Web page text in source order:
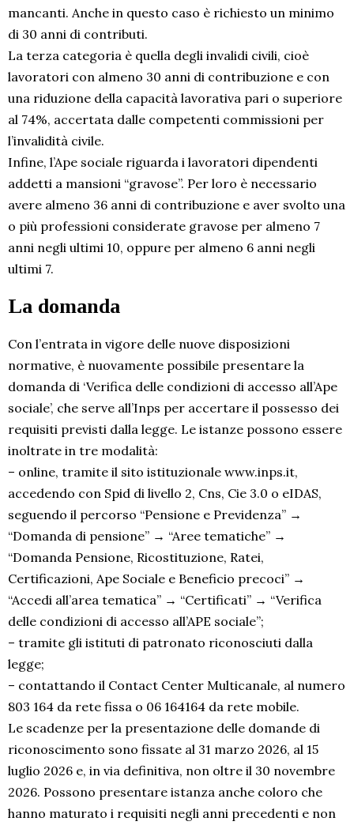
mancanti. Anche in questo caso è richiesto un minimo
di 30 anni di contributi.
La terza categoria è quella degli invalidi civili, cioè
lavoratori con almeno 30 anni di contribuzione e con
una riduzione della capacità lavorativa pari o superiore
al 74%, accertata dalle competenti commissioni per
l’invalidità civile.
Infine, l’Ape sociale riguarda i lavoratori dipendenti
addetti a mansioni “gravose”. Per loro è necessario
avere almeno 36 anni di contribuzione e aver svolto una
o più professioni considerate gravose per almeno 7
anni negli ultimi 10, oppure per almeno 6 anni negli
ultimi 7.
La domanda
Con l’entrata in vigore delle nuove disposizioni
normative, è nuovamente possibile presentare la
domanda di ‘Verifica delle condizioni di accesso all’Ape
sociale’, che serve all’Inps per accertare il possesso dei
requisiti previsti dalla legge. Le istanze possono essere
inoltrate in tre modalità:
– online, tramite il sito istituzionale www.inps.it,
accedendo con Spid di livello 2, Cns, Cie 3.0 o eIDAS,
seguendo il percorso “Pensione e Previdenza” →
“Domanda di pensione” → “Aree tematiche” →
“Domanda Pensione, Ricostituzione, Ratei,
Certificazioni, Ape Sociale e Beneficio precoci” →
“Accedi all’area tematica” → “Certificati” → “Verifica
delle condizioni di accesso all’APE sociale”;
– tramite gli istituti di patronato riconosciuti dalla
legge;
– contattando il Contact Center Multicanale, al numero
803 164 da rete fissa o 06 164164 da rete mobile.
Le scadenze per la presentazione delle domande di
riconoscimento sono fissate al 31 marzo 2026, al 15
luglio 2026 e, in via definitiva, non oltre il 30 novembre
2026. Possono presentare istanza anche coloro che
hanno maturato i requisiti negli anni precedenti e non